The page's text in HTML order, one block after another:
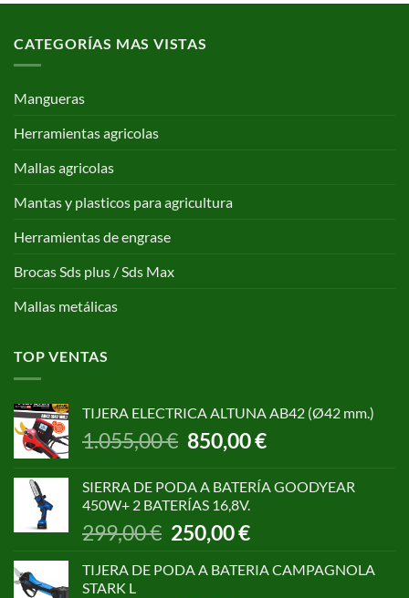
CATEGORÍAS MAS VISTAS
Mangueras
Herramientas agricolas
Mallas agricolas
Mantas y plasticos para agricultura
Herramientas de engrase
Brocas Sds plus / Sds Max
Mallas metálicas
TOP VENTAS
TIJERA ELECTRICA ALTUNA AB42 (Ø42 mm.)
1.055,00€ El
precio
era:
1.055,00 €.
850,00€El
precio
es:
SIERRA DE PODA A BATERÍA GOODYEAR
450W+ 2 BATERÍAS 16,8V.
299,00€ El
precio
original
250,00€El
precio
actual
TIJERA DE PODA A BATERIA CAMPAGNOLA
STARK L